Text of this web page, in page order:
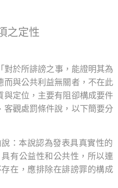
之定性
對於所誹謗之事，能證明其為
而與公共利益無關者，不在此
與定位，主要有阻卻構成要件
客觀處罰條件說，以下簡要分
：本說認為發表具真實性的
有公益性和公共性，所以連
在，應排除在誹謗罪的構成